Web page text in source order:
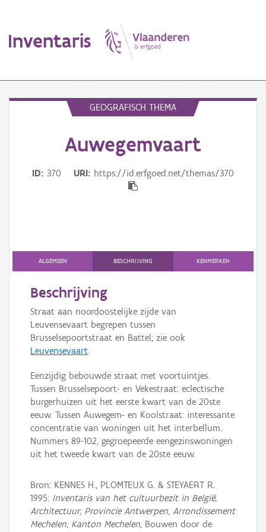
Inventaris
Aanduidingsobject
Persoon of collectief
Downloads
Hergebruik
Aanmelden
GEOGRAFISCH THEMA
Auwegemvaart
ID 370 URI https://id.erfgoed.net/themas/370
ALGEMEEN BESCHRIJVING KENMERKEN
Beschrijving
Straat aan noordoostelijke zijde van
Leuvensevaart begrepen tussen
Brusselsepoortstraat en Battel; zie ook
Leuvensevaart.
Eenzijdig bebouwde straat met voortuintjes.
Tussen Brusselsepoort- en Vekestraat: eclectische
burgerhuizen uit het eerste kwart van de 20ste
eeuw. Tussen Auwegem- en Koolstraat: interessante
concentratie van woningen uit het interbellum.
Nummers 89-102, gegroepeerde eengezinswoningen
uit het tweede kwart van de 20ste eeuw.
Bron: KENNES H., PLOMTEUX G. & STEYAERT R.
1995: Inventaris van het cultuurbezit in België,
Architectuur, Provincie Antwerpen, Arrondissement
Mechelen, Kanton Mechelen, Bouwen door de